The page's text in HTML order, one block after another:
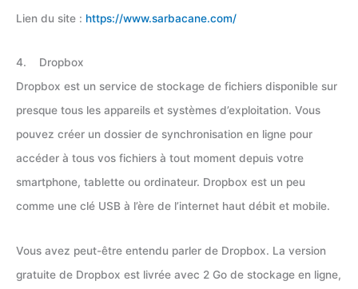
Lien du site : https://www.sarbacane.com/
4. Dropbox
Dropbox est un service de stockage de fichiers disponible sur
presque tous les appareils et systèmes d’exploitation. Vous
pouvez créer un dossier de synchronisation en ligne pour
accéder à tous vos fichiers à tout moment depuis votre
smartphone, tablette ou ordinateur. Dropbox est un peu
comme une clé USB à l’ère de l’internet haut débit et mobile.
Vous avez peut-être entendu parler de Dropbox. La version
gratuite de Dropbox est livrée avec 2 Go de stockage en ligne,